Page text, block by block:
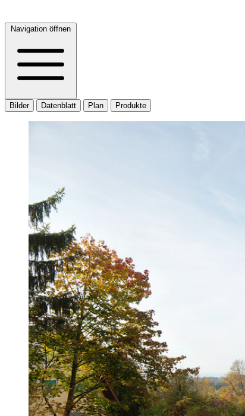
Navigation öffnen
Bilder Datenblatt Plan Produkte